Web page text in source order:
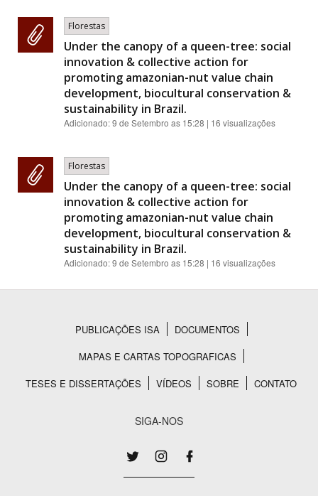
Florestas
Under the canopy of a queen-tree: social
innovation & collective action for
promoting amazonian-nut value chain
development, biocultural conservation &
sustainability in Brazil.
Adicionado:9 de Setembro as 15:28 | 16 visualizações
Florestas
Under the canopy of a queen-tree: social
innovation & collective action for
promoting amazonian-nut value chain
development, biocultural conservation &
sustainability in Brazil.
Adicionado:9 de Setembro as 15:28 | 16 visualizações
Rodapé
PUBLICAÇÕES ISA
DOCUMENTOS
MAPAS E CARTAS TOPOGRAFICAS
TESES E DISSERTAÇÕES
VÍDEOS SOBRE CONTATO
SIGA-NOS